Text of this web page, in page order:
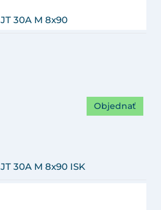
JT 30A M 8x90
JT 30A M 8x90 ISK
Objednať